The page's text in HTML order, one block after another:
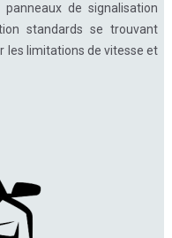
de signalisation
standards se trouvant
les limitations de vitesse et